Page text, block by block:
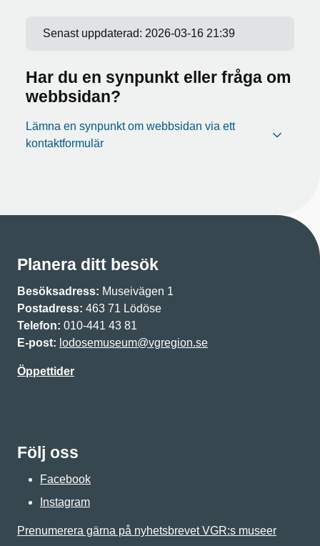
Senast uppdaterad: 2026-03-16 21:39
Har du en synpunkt eller fråga om
webbsidan?
Lämna en synpunkt om webbsidan via ett
kontaktformulär
Planera ditt besök
Besöksadress: Museivägen 1
Postadress: 463 71 Lödöse
Telefon: 010-441 43 81
E-post: lodosemuseum@vgregion.se
Öppettider
Följ oss
Facebook
Instagram
Prenumerera gärna på nyhetsbrevet VGR:s museer